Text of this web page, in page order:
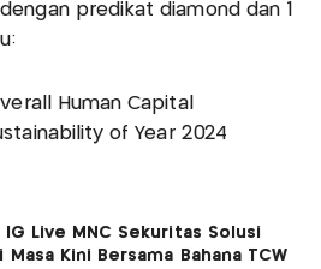
predikat diamond dan 1
Human Capital
of Year 2024
IG Live MNC Sekuritas Solusi
Masa Kini Bersama Bahana TCW